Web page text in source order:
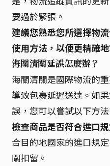
要過於緊張。
建議您熟悉您所選擇物
使用方法，以便更精確
海關清關延誤怎麼辦？
海關清關是國際物流的
導致包裹延遲送達。如
誤，您可以嘗試以下方法
檢查商品是否符合進口規
合目的地國家的進口規
關扣留。